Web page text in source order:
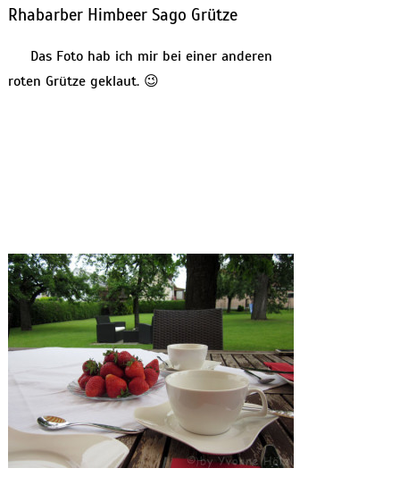
Rhabarber Himbeer Sago Grütze
Das Foto hab ich mir bei einer anderen
roten Grütze geklaut. 😉